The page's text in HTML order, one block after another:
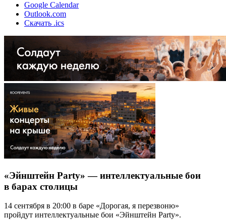
Google Calendar
Outlook.com
Скачать .ics
«Эйнштейн Party» — интеллектуальные бои
в барах столицы
14 сентября в 20:00 в баре «Дорогая, я перезвоню»
пройдут интеллектуальные бои «Эйнштейн Party».